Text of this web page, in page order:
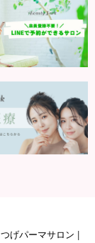
げパーマサロン